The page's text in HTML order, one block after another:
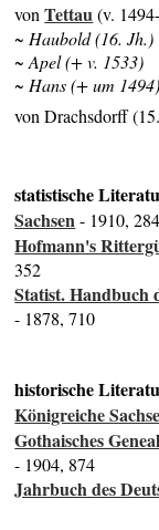
vonTettau(v.
~ Haubold (16. Jh.)
~ Apel (+ v. 1533)
~ Hans (+ um 1494)
von Drachsdorff
statistische
Sachsen- 1910,
Hofmann's
352
Statist. Handbuch
- 1878, 710
historische
Königreiche
Gothaisches
- 1904, 874
Jahrbuch des